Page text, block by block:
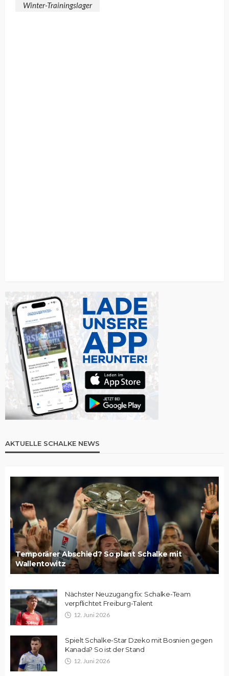
Winter-Trainingslager
AKTUELLE SCHALKE NEWS
Temporärer Abschied? So plant Schalke mit
Wallentowitz
Nächster Neuzugang fix: Schalke-Team
verpflichtet Freiburg-Talent
12. Juni 2026
Spielt Schalke-Star Dzeko mit Bosnien gegen
Kanada? So ist der Stand
12. Juni 2026